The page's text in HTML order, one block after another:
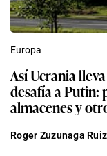
Europa
Así Ucrania
desafía a Putin:
almacenes y
Roger Zuzunaga Ruiz